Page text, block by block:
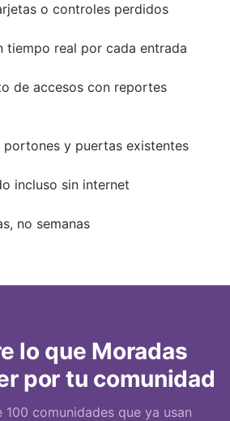
o controles perdidos
tiempo real por cada entrada
de accesos con reportes
portones y puertas existentes
incluso sin internet
no semanas
lo que Moradas
por tu comunidad
100 comunidades que ya usan